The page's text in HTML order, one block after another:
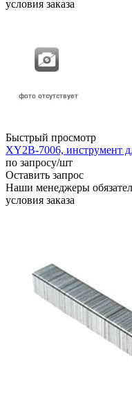
условия заказа
Быстрый просмотр
XY2B-7006, инструмент
по запросу/шт
Оставить запрос
Наши менеджеры
условия заказа